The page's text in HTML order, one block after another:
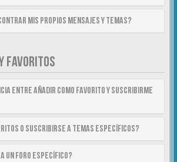
mis propios mensajes y temas?
FAVORITOS
entre añadir como Favorito y suscribirme
o suscribirse a temas específicos?
a un foro específico?